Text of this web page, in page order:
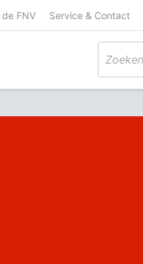
FNV Service & Contact